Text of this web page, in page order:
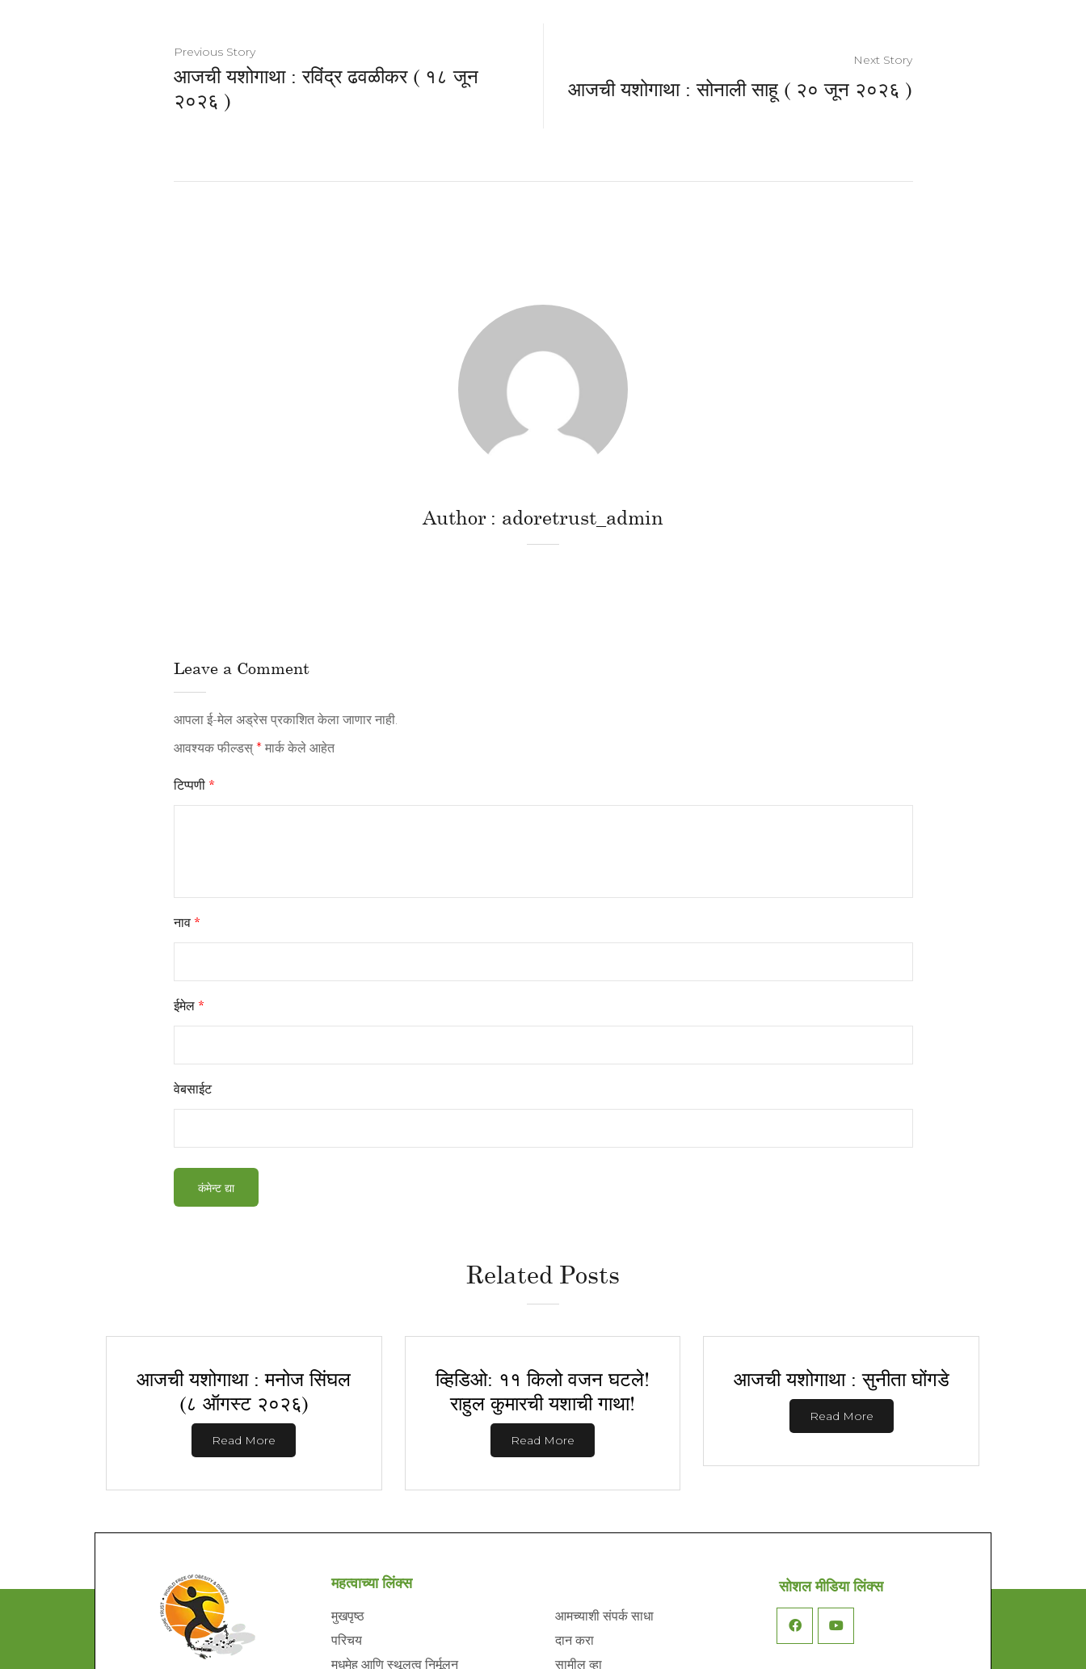
Previous Story
आजची यशोगाथा : रविंद्र ढवळीकर ( १८ जून
२०२६ )
Next Story
आजची यशोगाथा : सोनाली साहू ( २० जून २०२६ )
Author adoretrust_admin
Leave a Comment
आपला ई-मेल अड्रेस प्रकाशित केला जाणार नाही.
आवश्यक फील्डस् * मार्क केले आहेत
टिप्पणी *
नाव *
ईमेल *
वेबसाईट
Related Posts
आजची यशोगाथा : मनोज सिंघल
(८ ऑगस्ट २०२६)
Read More
व्हिडिओ: ११ किलो वजन घटले!
राहुल कुमारची यशाची गाथा!
Read More
आजची यशोगाथा : सुनीता घोंगडे
Read More
महत्वाच्या लिंक्स
मुखपृष्ठ
परिचय
मधुमेह आणि स्थूलत्व निर्मूलन
आमच्याशी संपर्क साधा
दान करा
सामील व्हा
सोशल मीडिया लिंक्स